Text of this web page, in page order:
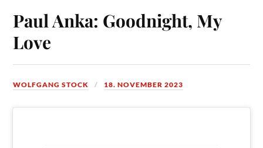
Paul Anka: Goodnight, My
Love
WOLFGANG STOCK 18. NOVEMBER 2023